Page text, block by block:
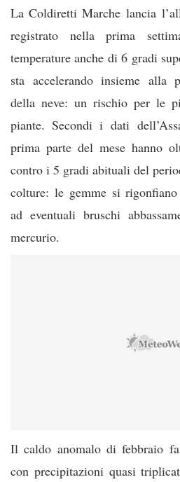
La Coldiretti Marche lancia
registrato nella prima
temperature anche di 6 gradi
sta accelerando insieme alla
della neve: un rischio per le
piante. Secondi i dati
prima parte del mese hanno
contro i 5 gradi abituali del
colture: le gemme si
ad eventuali bruschi
mercurio.
Il caldo anomalo di febbraio
con precipitazioni quasi